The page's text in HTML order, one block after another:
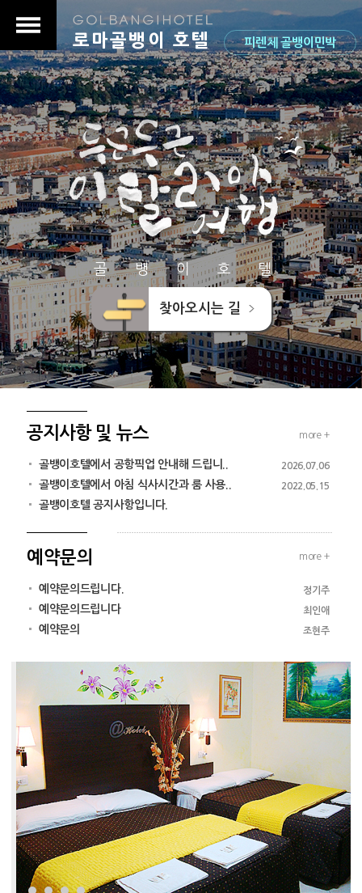
로마골뱅이 호텔 피렌체 골뱅이민박
골 뱅 이 호 텔
찾아오시는 길
공지사항 및 뉴스 more +
골뱅이호텔에서 공항픽업 안내해 드립니.. 2026.07.06
골뱅이호텔에서 아침 식사시간과 룸 사용.. 2022.05.15
골뱅이호텔 공지사항입니다.
예약문의 more +
예약문의드립니다. 정기주
예약문의드립니다 최인애
예약문의 조현주